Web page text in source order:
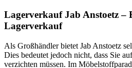
Lagerverkauf Jab Anstoetz –
Lagerverkauf
Als Großhändler bietet Jab Anstoetz
Dies bedeutet jedoch nicht, dass Sie
verzichten müssen. Im